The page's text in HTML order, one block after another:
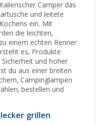
Camper das
und leitete
ein. Mit
die leichten,
einem echten Renner
es, Produkte
und hoher
du aus einer breiten
Campinglampen
bestellen und
grillen